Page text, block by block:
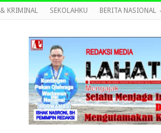
KRIMINAL SEKOLAHKU BERITA NASIONAL